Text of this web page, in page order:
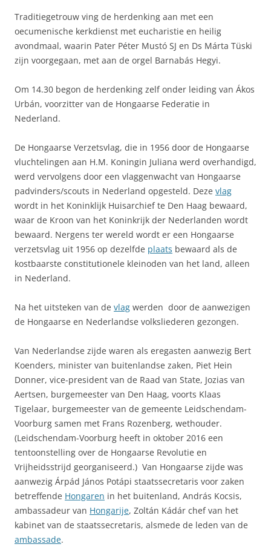
Traditiegetrouw ving de herdenking aan met een
oecumenische kerkdienst met eucharistie en heilig
avondmaal, waarin Pater Péter Mustó SJ en Ds Márta Tüski
zijn voorgegaan, met aan de orgel Barnabás Hegyi.
Om 14.30 begon de herdenking zelf onder leiding van Ákos
Urbán, voorzitter van de Hongaarse Federatie in
Nederland.
De Hongaarse Verzetsvlag, die in 1956 door de Hongaarse
vluchtelingen aan H.M. Koningin Juliana werd overhandigd,
werd vervolgens door een vlaggenwacht van Hongaarse
padvinders/scouts in Nederland opgesteld. Deze vlag
wordt in het Koninklijk Huisarchief te Den Haag bewaard,
waar de Kroon van het Koninkrijk der Nederlanden wordt
bewaard. Nergens ter wereld wordt er een Hongaarse
verzetsvlag uit 1956 op dezelfde plaats bewaard als de
kostbaarste constitutionele kleinoden van het land, alleen
in Nederland.
Na het uitsteken van de vlag werden door de aanwezigen
de Hongaarse en Nederlandse volksliederen gezongen.
Van Nederlandse zijde waren als eregasten aanwezig Bert
Koenders, minister van buitenlandse zaken, Piet Hein
Donner, vice-president van de Raad van State, Jozias van
Aertsen, burgemeester van Den Haag, voorts Klaas
Tigelaar, burgemeester van de gemeente Leidschendam-
Voorburg samen met Frans Rozenberg, wethouder.
(Leidschendam-Voorburg heeft in oktober 2016 een
tentoonstelling over de Hongaarse Revolutie en
Vrijheidsstrijd georganiseerd.) Van Hongaarse zijde was
aanwezig Árpád János Potápi staatssecretaris voor zaken
betreffende Hongaren in het buitenland, András Kocsis,
ambassadeur van Hongarije, Zoltán Kádár chef van het
kabinet van de staatssecretaris, alsmede de leden van de
ambassade.